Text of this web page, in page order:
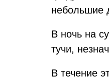
небольшие
В ночь на
тучи,
В течение